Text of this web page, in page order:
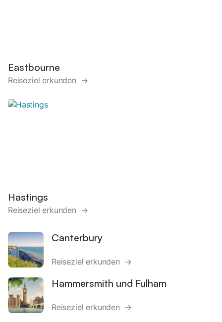
Eastbourne
Reiseziel erkunden →
Hastings
Reiseziel erkunden →
Canterbury
Reiseziel erkunden →
Hammersmith und Fulham
Reiseziel erkunden →